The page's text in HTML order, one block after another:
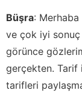
Büşra:
ve çok iyi sonuç
görünce
gerçekten. Tarif
tarifleri